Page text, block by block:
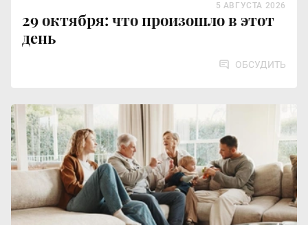
29 октября: что произошло в этот
день
5 АВГУСТА 2026
ОБСУДИТЬ